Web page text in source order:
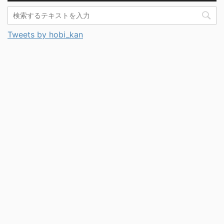
Tweets by hobi_kan